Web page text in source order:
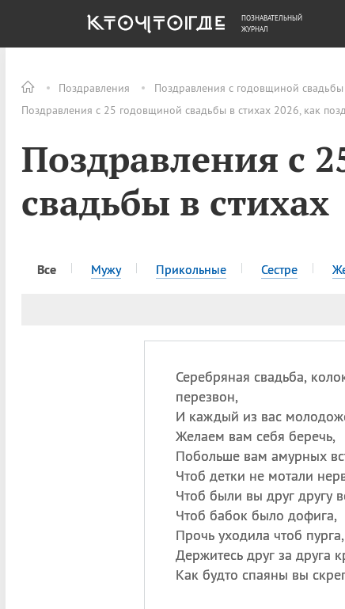
Поздравления Поздравления с годовщиной свадьбы
Поздравления с 25 годовщиной свадьбы в стихах 2026, как
Поздравления с
свадьбы в стихах
Все Мужу Прикольные Сестре
Серебряная свадьба,
перезвон,
И каждый из вас
Желаем вам себя беречь,
Побольше вам амурных
Чтоб детки не мотали
Чтоб были вы друг другу
Чтоб бабок было дофига,
Прочь уходила чтоб пурга,
Держитесь друг за друга
Как будто спаяны вы
ОБЩЕСТВО ДЕНЬГИ
ПОЗНАВАТЕЛЬНЫЙ
ЖУРНАЛ